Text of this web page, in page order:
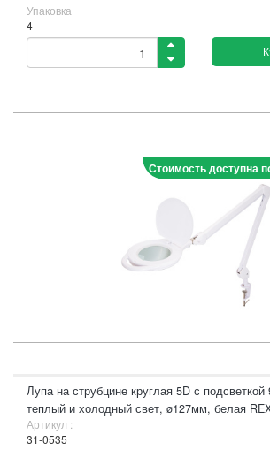
Упаковка
4
Стоимость доступна
Лупа на струбцине круглая 5D с подсветкой
теплый и холодный свет, ø127мм, белая
Артикул :
31-0535